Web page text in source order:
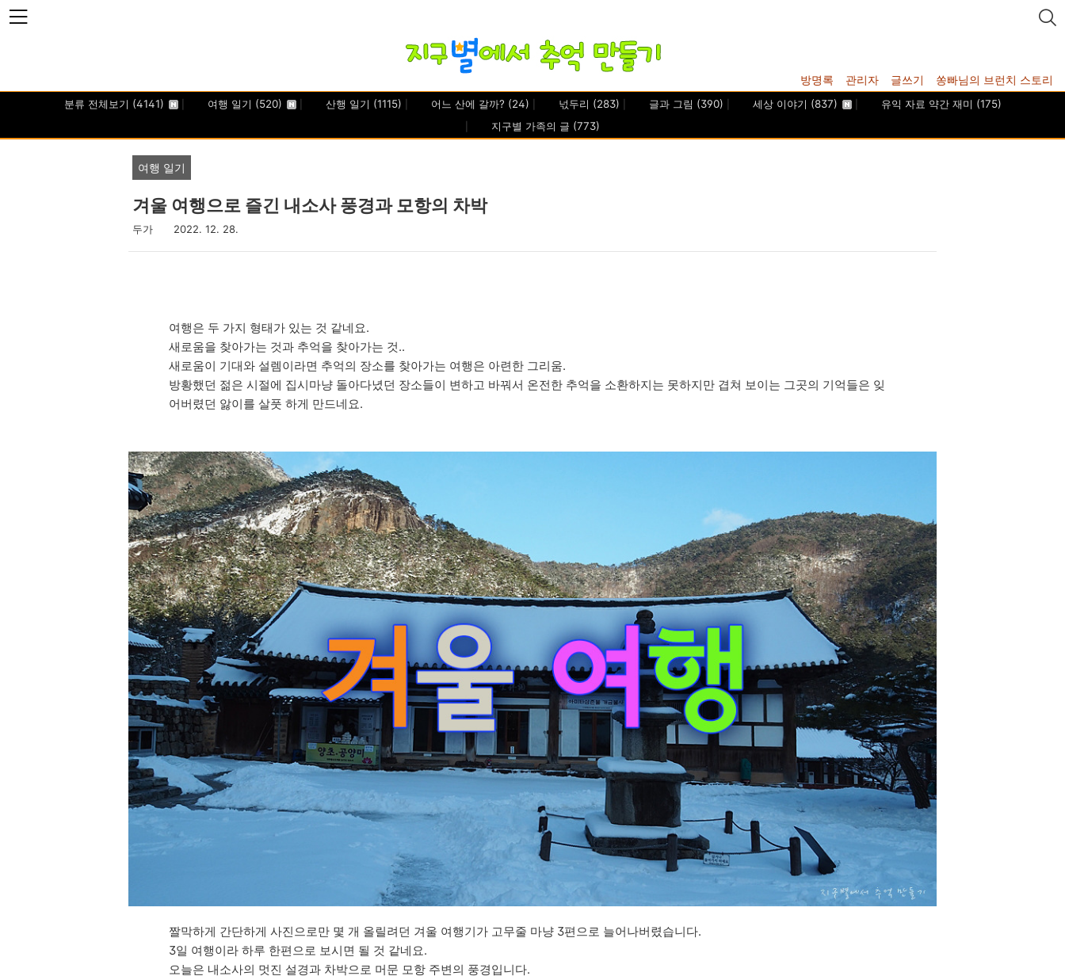
본문 바로가기
방명록 관리자 글쓰기 쏭빠님의 브런치 스토리
분류 전체보기 (4141) 여행 일기 (520) 산행 일기 (1115) 어느 산에 갈까? (24) 넋두리 (283) 글과 그림 (390) 세상 이야기 (837) 유익 자료 약간 재미 (175)
지구별 가족의 글 (773)
여행 일기
겨울 여행으로 즐긴 내소사 풍경과 모항의 차박
두가 2022. 12. 28.
여행은 두 가지 형태가 있는 것 같네요.
새로움을 찾아가는 것과 추억을 찾아가는 것..
새로움이 기대와 설렘이라면 추억의 장소를 찾아가는 여행은 아련한 그리움.
방황했던 젊은 시절에 집시마냥 돌아다녔던 장소들이 변하고 바꿔서 온전한 추억을 소환하지는 못하지만 겹쳐 보이는 그곳의 기억들은 잊
어버렸던 앓이를 살풋 하게 만드네요.
짤막하게 간단하게 사진으로만 몇 개 올릴려던 겨울 여행기가 고무줄 마냥 3편으로 늘어나버렸습니다.
3일 여행이라 하루 한편으로 보시면 될 것 같네요.
오늘은 내소사의 멋진 설경과 차박으로 머문 모항 주변의 풍경입니다.